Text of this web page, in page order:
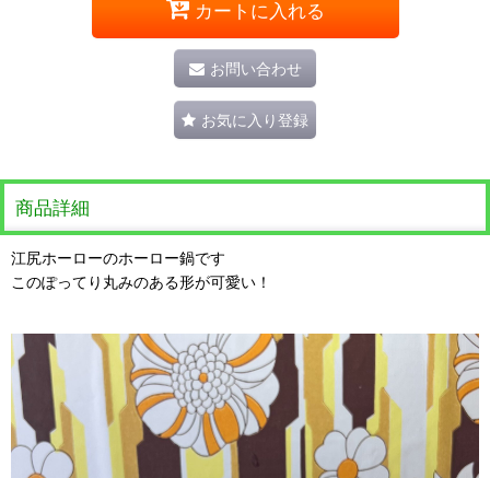
カートに入れる
お問い合わせ
お気に入り登録
商品詳細
江尻ホーローのホーロー鍋です
このぽってり丸みのある形が可愛い！